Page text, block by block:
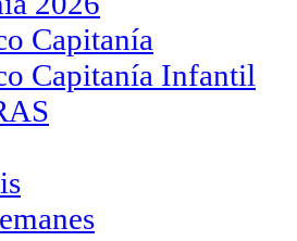
Capitanía
Capitanía Infantil